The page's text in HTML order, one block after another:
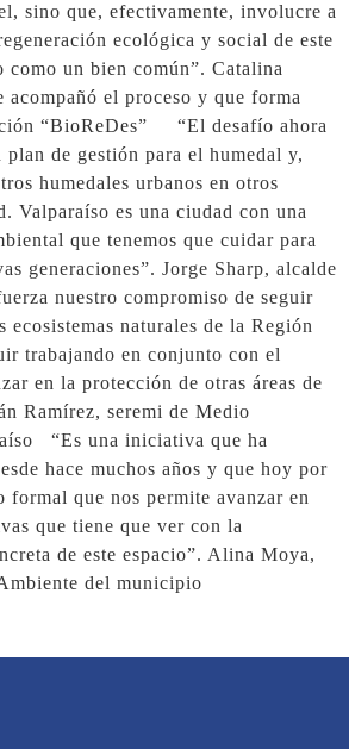
sino que, efectivamente, involucre a
ecológica y social de este
como un bien común”. Catalina
acompañó el proceso y que forma
“BioReDes” “El desafío ahora
de gestión para el humedal y,
humedales urbanos en otros
Valparaíso es una ciudad con una
que tenemos que cuidar para
generaciones”. Jorge Sharp, alcalde
nuestro compromiso de seguir
ecosistemas naturales de la Región
trabajando en conjunto con el
en la protección de otras áreas de
Ramírez, seremi de Medio
“Es una iniciativa que ha
hace muchos años y que hoy por
formal que nos permite avanzar en
que tiene que ver con la
de este espacio”. Alina Moya,
del municipio